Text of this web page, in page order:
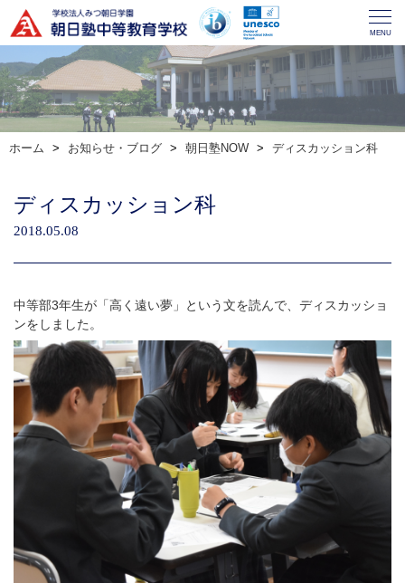
MENU
ホーム お知らせ・ブログ 朝日塾NOW ディスカッション科
ディスカッション科
2018.05.08
中等部3年生が「高く遠い夢」という文を読んで、ディスカッショ
ンをしました。